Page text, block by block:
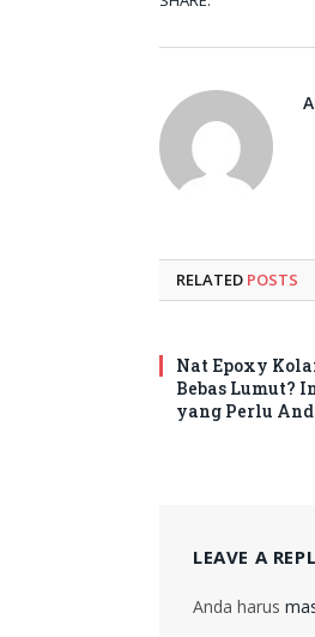
RELATED POSTS
Nat Epoxy
Bebas Lumut?
yang Perlu
LEAVE A
Anda harus